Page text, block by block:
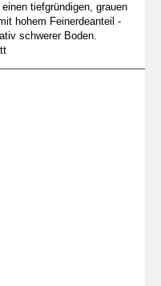
tiefgründigen, grauen
hohem Feinerdeanteil -
schwerer Boden.